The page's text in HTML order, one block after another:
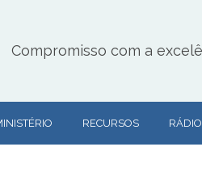
Compromisso com a
RECURSOS